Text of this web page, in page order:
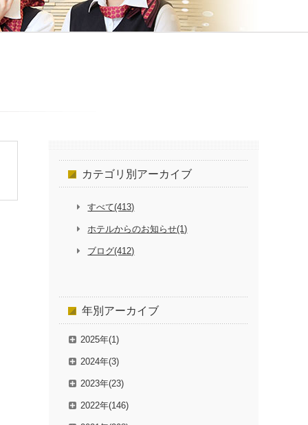
カテゴリ別アーカイブ
すべて(413)
ホテルからのお知らせ(1)
ブログ(412)
年別アーカイブ
2025年(1)
2024年(3)
2023年(23)
2022年(146)